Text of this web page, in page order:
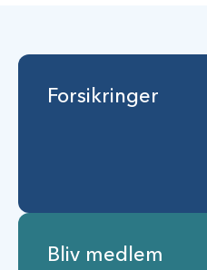
Forsikringer
Bliv medlem